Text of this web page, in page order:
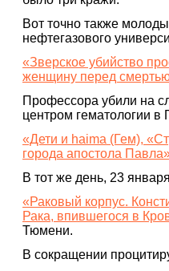
Вот точно также
нефтегазового
«Зверское убийство
женщину перед
Профессора убили на
центром гематологии в
«Дети и haima (Гем),
города апостола
В тот же день, 23
«Раковый корпус.
Рака, впившегося в
Тюмени.
В сокращении